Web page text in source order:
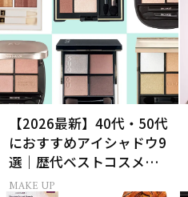
【2026最新】40代・50代
におすすめアイシャドウ9
選｜歴代ベストコスメ受
賞まとめ
MAKE UP